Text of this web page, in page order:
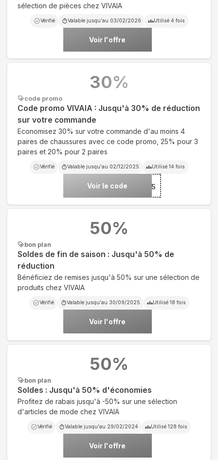
sélection de pièces chez VIVAIA
Vérifié Valable jusqu'au 03/02/2026 Utilisé 4 fois
Voir l'offre
code promo
Code promo VIVAIA : Jusqu'à 30% de réduction
sur votre commande
Economisez 30% sur votre commande d'au moins 4
paires de chaussures avec ce code promo, 25% pour 3
paires et 20% pour 2 paires
Vérifié Valable jusqu'au 02/12/2025 Utilisé 14 fois
Voir le code ***M25
30%
bon plan
Soldes de fin de saison : Jusqu'à 50% de
réduction
Bénéficiez de remises jusqu'à 50% sur une sélection de
produits chez VIVAIA
Vérifié Valable jusqu'au 30/09/2025 Utilisé 18 fois
Voir l'offre
50%
bon plan
Soldes : Jusqu'à 50% d'économies
Profitez de rabais jusqu'à -50% sur une sélection
d'articles de mode chez VIVAIA
Vérifié Valable jusqu'au 29/02/2024 Utilisé 128 fois
Voir l'offre
50%